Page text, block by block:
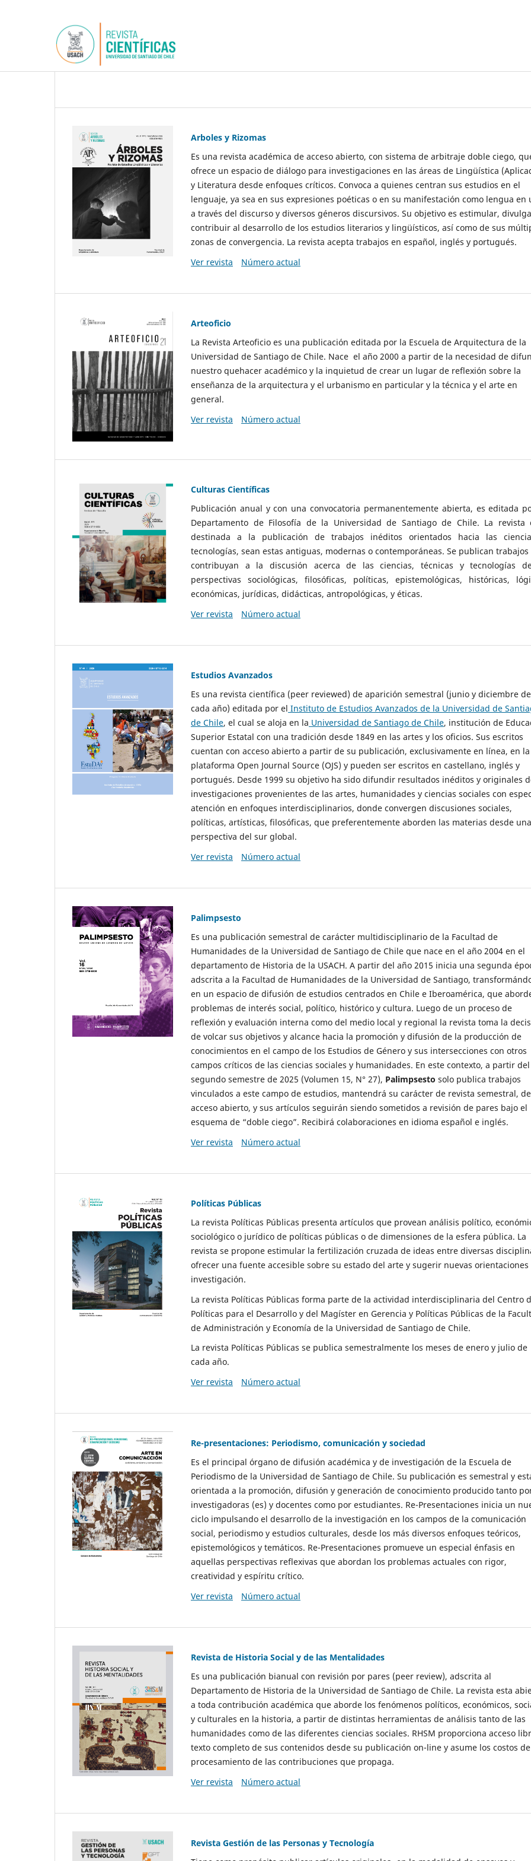
Arboles y Rizomas
Es una revista académica de acceso abierto, con sistema de arbitraje doble ciego,
ofrece un espacio de diálogo para investigaciones en las áreas de Lingüística
y Literatura desde enfoques críticos. Convoca a quienes centran sus estudios en el
lenguaje, ya sea en sus expresiones poéticas o en su manifestación como lengua en
a través del discurso y diversos géneros discursivos. Su objetivo es estimular,
contribuir al desarrollo de los estudios literarios y lingüísticos, así como de sus
zonas de convergencia. La revista acepta trabajos en español, inglés y portugués.
Ver revista
Número actual
Arteoficio
La Revista Arteoficio es una publicación editada por la Escuela de Arquitectura de la
Universidad de Santiago de Chile. Nace el año 2000 a partir de la necesidad de
nuestro quehacer académico y la inquietud de crear un lugar de reflexión sobre la
enseñanza de la arquitectura y el urbanismo en particular y la técnica y el arte en
general.
Ver revista
Número actual
Culturas Científicas
Publicación anual y con una convocatoria permanentemente abierta, es editada
Departamento de Filosofía de la Universidad de Santiago de Chile. La revista
destinada a la publicación de trabajos inéditos orientados hacia las
tecnologías, sean estas antiguas, modernas o contemporáneas. Se publican
contribuyan a la discusión acerca de las ciencias, técnicas y tecnologías
perspectivas sociológicas, filosóficas, políticas, epistemológicas, históricas,
económicas, jurídicas, didácticas, antropológicas, y éticas.
Ver revista
Número actual
Estudios Avanzados
Es una revista científica (peer reviewed) de aparición semestral (junio y diciembre de
cada año) editada por el Instituto de Estudios Avanzados de la Universidad de
de Chile, el cual se aloja en la Universidad de Santiago de Chile, institución de
Superior Estatal con una tradición desde 1849 en las artes y los oficios. Sus escritos
cuentan con acceso abierto a partir de su publicación, exclusivamente en línea, en la
plataforma Open Journal Source (OJS) y pueden ser escritos en castellano, inglés y
portugués. Desde 1999 su objetivo ha sido difundir resultados inéditos y originales
investigaciones provenientes de las artes, humanidades y ciencias sociales con
atención en enfoques interdisciplinarios, donde convergen discusiones sociales,
políticas, artísticas, filosóficas, que preferentemente aborden las materias desde una
perspectiva del sur global.
Ver revista
Número actual
Palimpsesto
Es una publicación semestral de carácter multidisciplinario de la Facultad de
Humanidades de la Universidad de Santiago de Chile que nace en el año 2004 en el
departamento de Historia de la USACH. A partir del año 2015 inicia una segunda
adscrita a la Facultad de Humanidades de la Universidad de Santiago,
en un espacio de difusión de estudios centrados en Chile e Iberoamérica, que
problemas de interés social, político, histórico y cultura. Luego de un proceso de
reflexión y evaluación interna como del medio local y regional la revista toma la
de volcar sus objetivos y alcance hacia la promoción y difusión de la producción de
conocimientos en el campo de los Estudios de Género y sus intersecciones con otros
campos críticos de las ciencias sociales y humanidades. En este contexto, a partir del
segundo semestre de 2025 (Volumen 15, N° 27), Palimpsesto solo publica trabajos
vinculados a este campo de estudios, mantendrá su carácter de revista semestral, de
acceso abierto, y sus artículos seguirán siendo sometidos a revisión de pares bajo el
esquema de “doble ciego”. Recibirá colaboraciones en idioma español e inglés.
Ver revista
Número actual
Políticas Públicas
La revista Políticas Públicas presenta artículos que provean análisis político,
sociológico o jurídico de políticas públicas o de dimensiones de la esfera pública. La
revista se propone estimular la fertilización cruzada de ideas entre diversas
ofrecer una fuente accesible sobre su estado del arte y sugerir nuevas orientaciones
investigación.
La revista Políticas Públicas forma parte de la actividad interdisciplinaria del Centro
Políticas para el Desarrollo y del Magíster en Gerencia y Políticas Públicas de la
de Administración y Economía de la Universidad de Santiago de Chile.
La revista Políticas Públicas se publica semestralmente los meses de enero y julio de
cada año.
Ver revista
Número actual
Re-presentaciones: Periodismo, comunicación y sociedad
Es el principal órgano de difusión académica y de investigación de la Escuela de
Periodismo de la Universidad de Santiago de Chile. Su publicación es semestral y
orientada a la promoción, difusión y generación de conocimiento producido tanto
investigadoras (es) y docentes como por estudiantes. Re-Presentaciones inicia un
ciclo impulsando el desarrollo de la investigación en los campos de la comunicación
social, periodismo y estudios culturales, desde los más diversos enfoques teóricos,
epistemológicos y temáticos. Re-Presentaciones promueve un especial énfasis en
aquellas perspectivas reflexivas que abordan los problemas actuales con rigor,
creatividad y espíritu crítico.
Ver revista
Número actual
Revista de Historia Social y de las Mentalidades
Es una publicación bianual con revisión por pares (peer review), adscrita al
Departamento de Historia de la Universidad de Santiago de Chile. La revista esta
a toda contribución académica que aborde los fenómenos políticos, económicos,
y culturales en la historia, a partir de distintas herramientas de análisis tanto de las
humanidades como de las diferentes ciencias sociales. RHSM proporciona acceso
texto completo de sus contenidos desde su publicación on-line y asume los costos de
procesamiento de las contribuciones que propaga.
Ver revista
Número actual
Revista Gestión de las Personas y Tecnología